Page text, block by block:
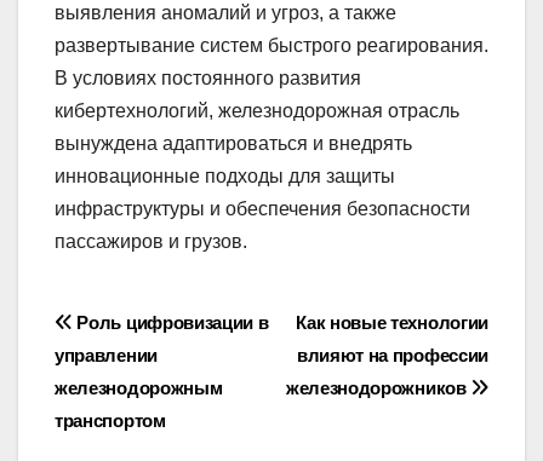
выявления аномалий и угроз, а также
развертывание систем быстрого реагирования.
В условиях постоянного развития
кибертехнологий, железнодорожная отрасль
вынуждена адаптироваться и внедрять
инновационные подходы для защиты
инфраструктуры и обеспечения безопасности
пассажиров и грузов.
Навигация
по
записям
Как новые технологии
влияют на профессии
железнодорожников
Роль цифровизации в
управлении
железнодорожным
транспортом